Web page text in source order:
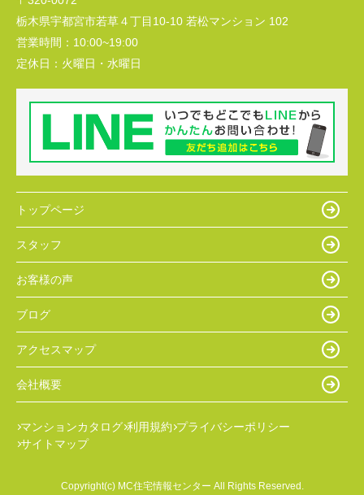
栃木県宇都宮市若草４丁目10-10 若松マンション 102
営業時間： 10:00~19:00
定休日： 火曜日・水曜日
トップページ
スタッフ
お客様の声
ブログ
アクセスマップ
会社概要
マンションカタログ 利用規約 プライバシーポリシー
サイトマップ
Copyright(c) MC住宅情報センター All Rights Reserved.